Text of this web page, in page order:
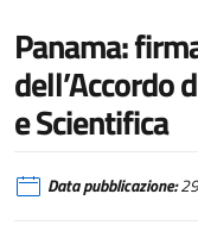
Panama:
dell’Accordo
e Scientifica
Data pubblicazione: